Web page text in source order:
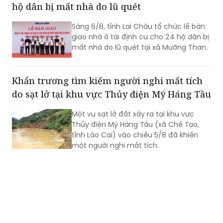
hộ dân bị mất nhà do lũ quét
Sáng 6/8, tỉnh Lai Châu tổ chức lễ bàn
giao nhà ở tái định cư cho 24 hộ dân bị
mất nhà do lũ quét tại xã Mường Than.
Khẩn trương tìm kiếm người nghi mất tích
do sạt lở tại khu vực Thủy điện Mý Háng Tầu
Một vụ sạt lở đất xảy ra tại khu vực
Thủy điện Mý Háng Tầu (xã Chế Tạo,
tỉnh Lào Cai) vào chiều 5/8 đã khiến
một người nghi mất tích.